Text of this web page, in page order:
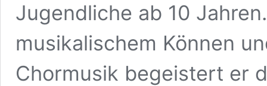
Jugendliche ab 10
musikalischem Können
Chormusik begeistert er